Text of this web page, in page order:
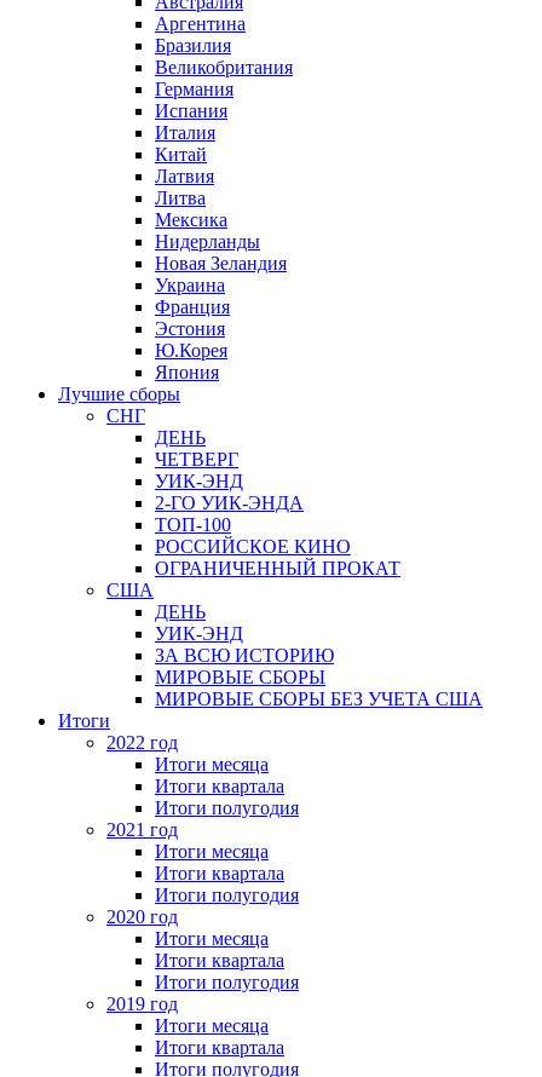
Аргентина
Бразилия
Великобритания
Германия
Испания
Италия
Китай
Латвия
Литва
Мексика
Нидерланды
Новая Зеландия
Украина
Франция
Эстония
Ю.Корея
Япония
Лучшие сборы
СНГ
ДЕНЬ
ЧЕТВЕРГ
УИК-ЭНД
2-ГО УИК-ЭНДА
ТОП-100
РОССИЙСКОЕ КИНО
ОГРАНИЧЕННЫЙ ПРОКАТ
США
ДЕНЬ
УИК-ЭНД
ЗА ВСЮ ИСТОРИЮ
МИРОВЫЕ СБОРЫ
МИРОВЫЕ СБОРЫ БЕЗ УЧЕТА США
Итоги
2022 год
Итоги месяца
Итоги квартала
Итоги полугодия
2021 год
Итоги месяца
Итоги квартала
Итоги полугодия
2020 год
Итоги месяца
Итоги квартала
Итоги полугодия
2019 год
Итоги месяца
Итоги квартала
Итоги полугодия